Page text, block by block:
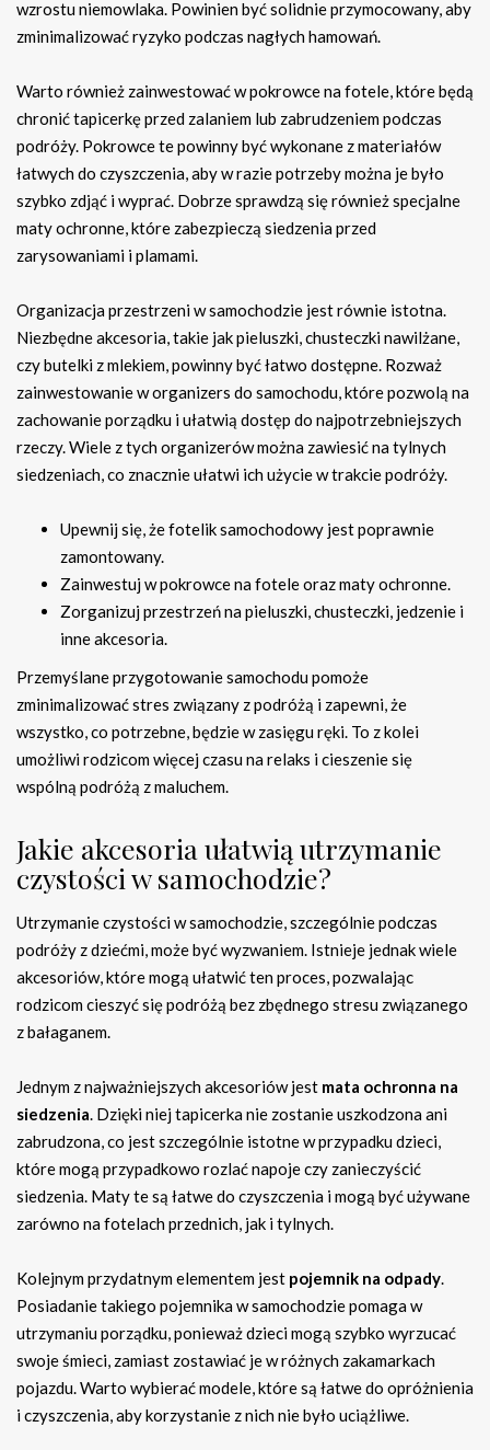
wzrostu niemowlaka. Powinien być solidnie przymocowany, aby
zminimalizować ryzyko podczas nagłych hamowań.
Warto również zainwestować w pokrowce na fotele, które będą
chronić tapicerkę przed zalaniem lub zabrudzeniem podczas
podróży. Pokrowce te powinny być wykonane z materiałów
łatwych do czyszczenia, aby w razie potrzeby można je było
szybko zdjąć i wyprać. Dobrze sprawdzą się również specjalne
maty ochronne, które zabezpieczą siedzenia przed
zarysowaniami i plamami.
Organizacja przestrzeni w samochodzie jest równie istotna.
Niezbędne akcesoria, takie jak pieluszki, chusteczki nawilżane,
czy butelki z mlekiem, powinny być łatwo dostępne. Rozważ
zainwestowanie w organizers do samochodu, które pozwolą na
zachowanie porządku i ułatwią dostęp do najpotrzebniejszych
rzeczy. Wiele z tych organizerów można zawiesić na tylnych
siedzeniach, co znacznie ułatwi ich użycie w trakcie podróży.
Upewnij się, że fotelik samochodowy jest poprawnie
zamontowany.
Zainwestuj w pokrowce na fotele oraz maty ochronne.
Zorganizuj przestrzeń na pieluszki, chusteczki, jedzenie i
inne akcesoria.
Przemyślane przygotowanie samochodu pomoże
zminimalizować stres związany z podróżą i zapewni, że
wszystko, co potrzebne, będzie w zasięgu ręki. To z kolei
umożliwi rodzicom więcej czasu na relaks i cieszenie się
wspólną podróżą z maluchem.
Jakie akcesoria ułatwią utrzymanie
czystości w samochodzie?
Utrzymanie czystości w samochodzie, szczególnie podczas
podróży z dziećmi, może być wyzwaniem. Istnieje jednak wiele
akcesoriów, które mogą ułatwić ten proces, pozwalając
rodzicom cieszyć się podróżą bez zbędnego stresu związanego
z bałaganem.
Jednym z najważniejszych akcesoriów jest mata ochronna na
siedzenia. Dzięki niej tapicerka nie zostanie uszkodzona ani
zabrudzona, co jest szczególnie istotne w przypadku dzieci,
które mogą przypadkowo rozlać napoje czy zanieczyścić
siedzenia. Maty te są łatwe do czyszczenia i mogą być używane
zarówno na fotelach przednich, jak i tylnych.
Kolejnym przydatnym elementem jest pojemnik na odpady.
Posiadanie takiego pojemnika w samochodzie pomaga w
utrzymaniu porządku, ponieważ dzieci mogą szybko wyrzucać
swoje śmieci, zamiast zostawiać je w różnych zakamarkach
pojazdu. Warto wybierać modele, które są łatwe do opróżnienia
i czyszczenia, aby korzystanie z nich nie było uciążliwe.